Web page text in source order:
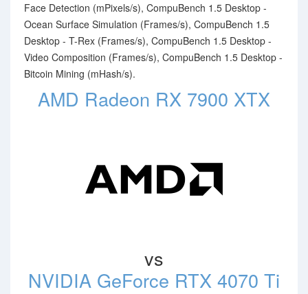
Face Detection (mPixels/s), CompuBench 1.5 Desktop -
Ocean Surface Simulation (Frames/s), CompuBench 1.5
Desktop - T-Rex (Frames/s), CompuBench 1.5 Desktop -
Video Composition (Frames/s), CompuBench 1.5 Desktop -
Bitcoin Mining (mHash/s).
AMD Radeon RX 7900 XTX
vs
NVIDIA GeForce RTX 4070 Ti